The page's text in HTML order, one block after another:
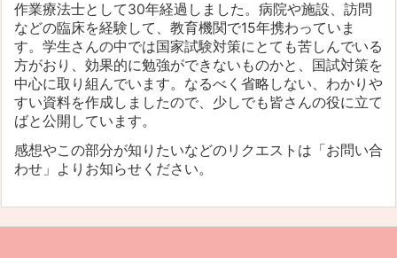
作業療法士として30年経過しました。病院や施設、訪問
などの臨床を経験して、教育機関で15年携わっていま
す。学生さんの中では国家試験対策にとても苦しんでいる
方がおり、効果的に勉強ができないものかと、国試対策を
中心に取り組んでいます。なるべく省略しない、わかりや
すい資料を作成しましたので、少しでも皆さんの役に立て
ばと公開しています。
感想やこの部分が知りたいなどのリクエストは「お問い合
わせ」よりお知らせください。